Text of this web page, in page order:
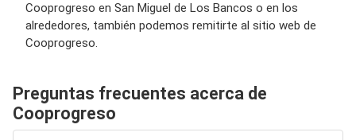
Cooprogreso en San Miguel de Los Bancos o en los
alrededores, también podemos remitirte al sitio web de
Cooprogreso.
Preguntas frecuentes acerca de
Cooprogreso